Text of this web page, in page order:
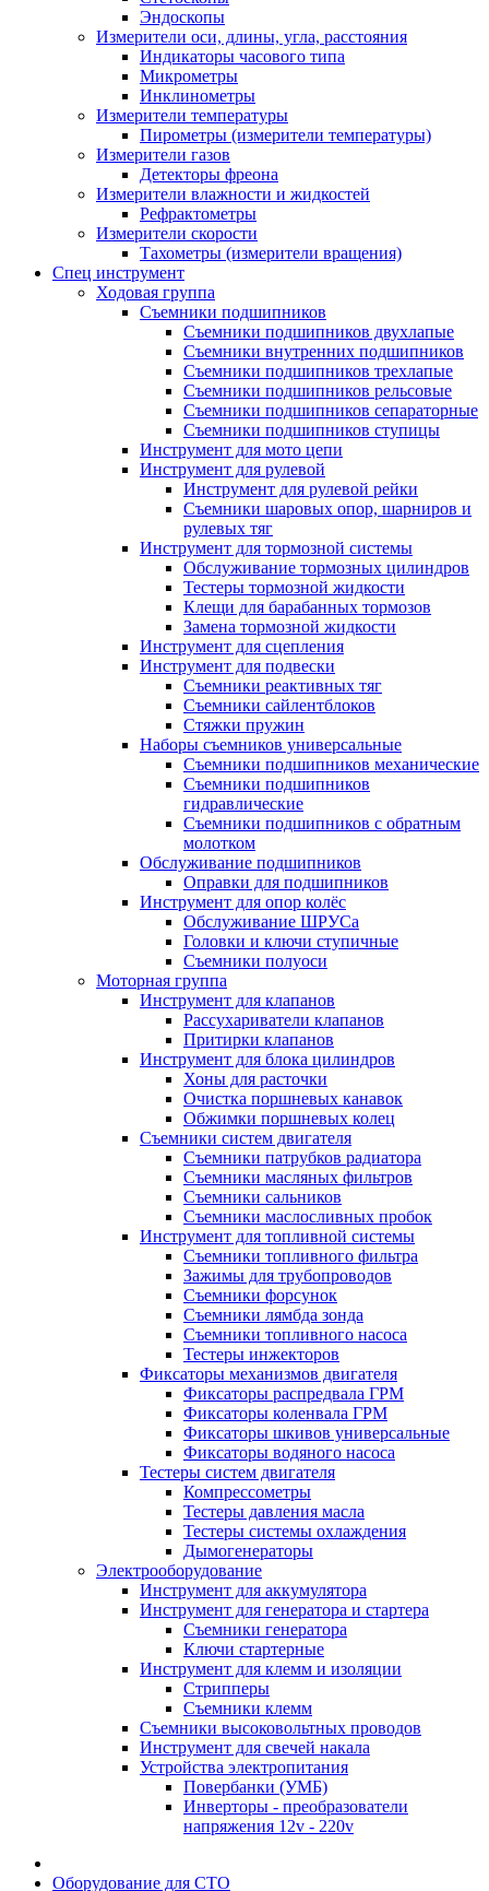
Эндоскопы
Измерители оси, длины, угла, расстояния
Индикаторы часового типа
Микрометры
Инклинометры
Измерители температуры
Пирометры (измерители температуры)
Измерители газов
Детекторы фреона
Измерители влажности и жидкостей
Рефрактометры
Измерители скорости
Тахометры (измерители вращения)
Спец инструмент
Ходовая группа
Съемники подшипников
Съемники подшипников двухлапые
Съемники внутренних подшипников
Съемники подшипников трехлапые
Съемники подшипников рельсовые
Съемники подшипников сепараторные
Съемники подшипников ступицы
Инструмент для мото цепи
Инструмент для рулевой
Инструмент для рулевой рейки
Съемники шаровых опор, шарниров и
рулевых тяг
Инструмент для тормозной системы
Обслуживание тормозных цилиндров
Тестеры тормозной жидкости
Клещи для барабанных тормозов
Замена тормозной жидкости
Инструмент для сцепления
Инструмент для подвески
Съемники реактивных тяг
Съемники сайлентблоков
Стяжки пружин
Наборы съемников универсальные
Съемники подшипников механические
Съемники подшипников
гидравлические
Съемники подшипников с обратным
молотком
Обслуживание подшипников
Оправки для подшипников
Инструмент для опор колёс
Обслуживание ШРУСа
Головки и ключи ступичные
Съемники полуоси
Моторная группа
Инструмент для клапанов
Рассухариватели клапанов
Притирки клапанов
Инструмент для блока цилиндров
Хоны для расточки
Очистка поршневых канавок
Обжимки поршневых колец
Съемники систем двигателя
Съемники патрубков радиатора
Съемники масляных фильтров
Съемники сальников
Съемники маслосливных пробок
Инструмент для топливной системы
Съемники топливного фильтра
Зажимы для трубопроводов
Съемники форсунок
Съемники лямбда зонда
Съемники топливного насоса
Тестеры инжекторов
Фиксаторы механизмов двигателя
Фиксаторы распредвала ГРМ
Фиксаторы коленвала ГРМ
Фиксаторы шкивов универсальные
Фиксаторы водяного насоса
Тестеры систем двигателя
Компрессометры
Тестеры давления масла
Тестеры системы охлаждения
Дымогенераторы
Электрооборудование
Инструмент для аккумулятора
Инструмент для генератора и стартера
Съемники генератора
Ключи стартерные
Инструмент для клемм и изоляции
Стрипперы
Съемники клемм
Съемники высоковольтных проводов
Инструмент для свечей накала
Устройства электропитания
Повербанки (УМБ)
Инверторы - преобразователи
напряжения 12v - 220v
Оборудование для СТО